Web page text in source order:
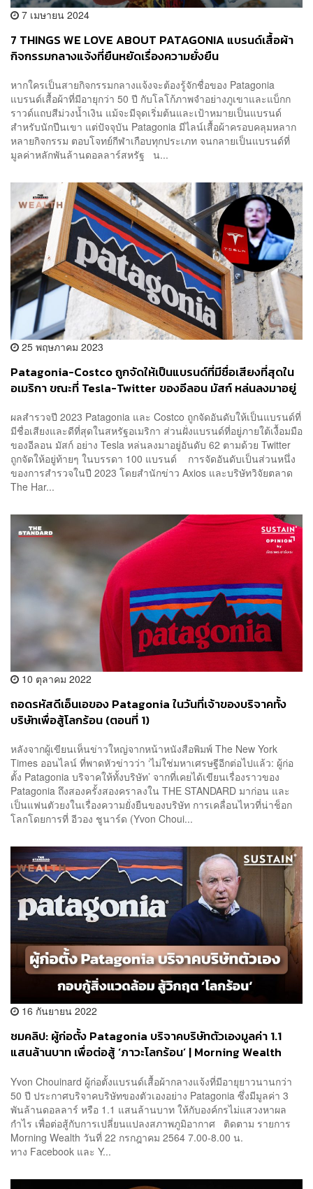
7 เมษายน 2024
7 THINGS WE LOVE ABOUT PATAGONIA แบรนด์เสื้อผ้า
กิจกรรมกลางแจ้งที่ยืนหยัดเรื่องความยั่งยืน
หากใครเป็นสายกิจกรรมกลางแจ้งจะต้องรู้จักชื่อของ Patagonia
แบรนด์เสื้อผ้าที่มีอายุกว่า 50 ปี กับโลโก้ภาพจำอย่างภูเขาและแบ็กก
ราวด์แถบสีม่วงน้ำเงิน แม้จะมีจุดเริ่มต้นและเป้าหมายเป็นแบรนด์
สำหรับนักปีนเขา แต่ปัจจุบัน Patagonia มีไลน์เสื้อผ้าครอบคลุมหลาก
หลายกิจกรรม ตอบโจทย์กีฬาเกือบทุกประเภท จนกลายเป็นแบรนด์ที่
มูลค่าหลักพันล้านดอลลาร์สหรัฐ น...
25 พฤษภาคม 2023
Patagonia-Costco ถูกจัดให้เป็นแบรนด์ที่มีชื่อเสียงที่สุดใน
อเมริกา ขณะที่ Tesla-Twitter ของอีลอน มัสก์ หล่นลงมาอยู่
ผลสำรวจปี 2023 Patagonia และ Costco ถูกจัดอันดับให้เป็นแบรนด์ที่
มีชื่อเสียงและดีที่สุดในสหรัฐอเมริกา ส่วนฝั่งแบรนด์ที่อยู่ภายใต้เงื้อมมือ
ของอีลอน มัสก์ อย่าง Tesla หล่นลงมาอยู่อันดับ 62 ตามด้วย Twitter
ถูกจัดให้อยู่ท้ายๆ ในบรรดา 100 แบรนด์ การจัดอันดับเป็นส่วนหนึ่ง
ของการสำรวจในปี 2023 โดยสำนักข่าว Axios และบริษัทวิจัยตลาด
The Har...
10 ตุลาคม 2022
ถอดรหัสดีเอ็นเอของ Patagonia ในวันที่เจ้าของบริจาคทั้ง
บริษัทเพื่อสู้โลกร้อน (ตอนที่ 1)
หลังจากผู้เขียนเห็นข่าวใหญ่จากหน้าหนังสือพิมพ์ The New York
Times ออนไลน์ ที่พาดหัวข่าวว่า ‘ไม่ใช่มหาเศรษฐีอีกต่อไปแล้ว: ผู้ก่อ
ตั้ง Patagonia บริจาคให้ทั้งบริษัท’ จากที่เคยได้เขียนเรื่องราวของ
Patagonia ถึงสองครั้งสองคราลงใน THE STANDARD มาก่อน และ
เป็นแฟนตัวยงในเรื่องความยั่งยืนของบริษัท การเคลื่อนไหวที่น่าช็อก
โลกโดยการที่ อีวอง ชูนาร์ด (Yvon Choui...
16 กันยายน 2022
ชมคลิป: ผู้ก่อตั้ง Patagonia บริจาคบริษัทตัวเองมูลค่า 1.1
แสนล้านบาท เพื่อต่อสู้ ‘ภาวะโลกร้อน’ | Morning Wealth
Yvon Chouinard ผู้ก่อตั้งแบรนด์เสื้อผ้ากลางแจ้งที่มีอายุยาวนานกว่า
50 ปี ประกาศบริจาคบริษัทของตัวเองอย่าง Patagonia ซึ่งมีมูลค่า 3
พันล้านดอลลาร์ หรือ 1.1 แสนล้านบาท ให้กับองค์กรไม่แสวงหาผล
กำไร เพื่อต่อสู้กับการเปลี่ยนแปลงสภาพภูมิอากาศ ติดตาม รายการ
Morning Wealth วันที่ 22 กรกฎาคม 2564 7.00-8.00 น.
ทาง Facebook และ Y...